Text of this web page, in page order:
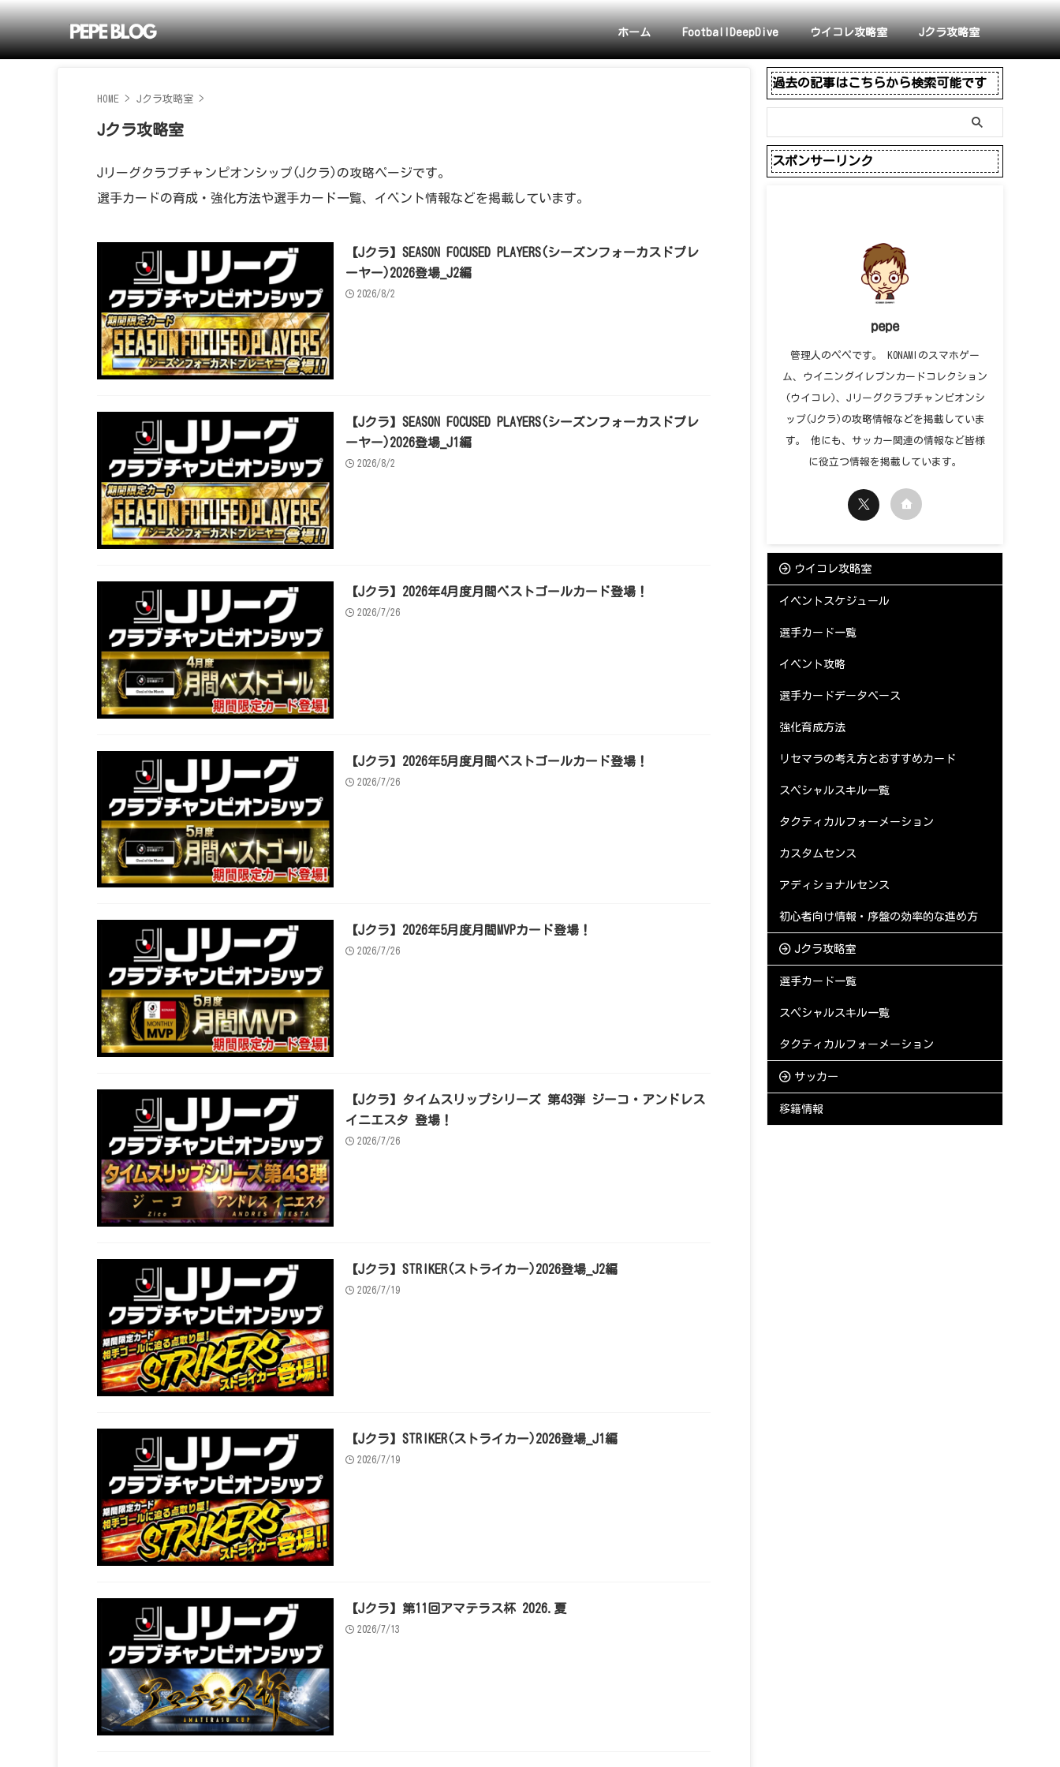
ホーム FootballDeepDive ウイコレ攻略室 Jクラ攻略室
HOME > Jクラ攻略室 >
Jクラ攻略室
Jリーグクラブチャンピオンシップ(Jクラ)の攻略ページです。
選手カードの育成・強化方法や選手カード一覧、イベント情報などを掲載しています。
【Jクラ】SEASON FOCUSED PLAYERS(シーズンフォーカスドプレ
ーヤー)2026登場_J2編
2026/8/2
【Jクラ】SEASON FOCUSED PLAYERS(シーズンフォーカスドプレ
ーヤー)2026登場_J1編
2026/8/2
【Jクラ】2026年4月度月間ベストゴールカード登場！
2026/7/26
【Jクラ】2026年5月度月間ベストゴールカード登場！
2026/7/26
【Jクラ】2026年5月度月間MVPカード登場！
2026/7/26
【Jクラ】タイムスリップシリーズ 第43弾 ジーコ・アンドレス
イニエスタ 登場！
2026/7/26
【Jクラ】STRIKER(ストライカー)2026登場_J2編
2026/7/19
【Jクラ】STRIKER(ストライカー)2026登場_J1編
2026/7/19
【Jクラ】第11回アマテラス杯 2026.夏
2026/7/13
過去の記事はこちらから検索可能です
スポンサーリンク
pepe
管理人のペペです。 KONAMIのスマホゲー
ム、ウイニングイレブンカードコレクション
(ウイコレ)、Jリーグクラブチャンピオンシ
ップ(Jクラ)の攻略情報などを掲載していま
す。 他にも、サッカー関連の情報など皆様
に役立つ情報を掲載しています。
ウイコレ攻略室
イベントスケジュール
選手カード一覧
イベント攻略
選手カードデータベース
強化育成方法
リセマラの考え方とおすすめカード
スペシャルスキル一覧
タクティカルフォーメーション
カスタムセンス
アディショナルセンス
初心者向け情報・序盤の効率的な進め方
Jクラ攻略室
選手カード一覧
スペシャルスキル一覧
タクティカルフォーメーション
サッカー
移籍情報